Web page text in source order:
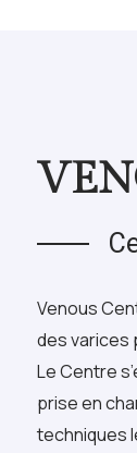
Venous
des varices
Le Centre
prise en
techniques